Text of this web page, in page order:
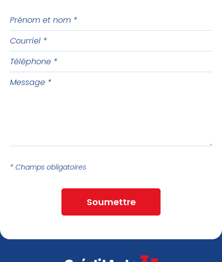
Prénom
nom
Courriel
Téléphone
Message
* Champs obligatoires
Soumettre